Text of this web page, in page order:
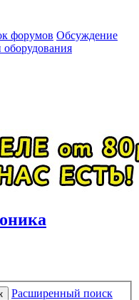
форумов Обсуждение
Расширенный поиск